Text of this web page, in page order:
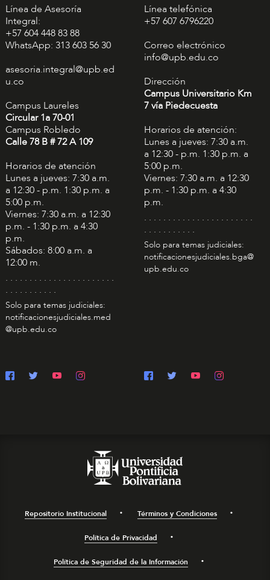
Línea de Asesoría
Integral:
+57 604 448 83 88
WhatsApp: 313 603 56 30
asesoria.integral@upb.ed
u.co
Campus Laureles
Circular 1a 70-01
Campus Robledo
Calle 78 B # 72 A 109
Horarios de atención
Lunes a jueves: 7:30 a.m.
a 12:30 - p.m. 1:30 p.m. a
5:00 p.m.
Viernes: 7:30 a.m. a 12:30
p.m. - 1:30 p.m. a 4:30
p.m.
Sábados: 8:00 a.m. a
12:00 m.
. . . . . . . . . . . . . . . . . . . . . . .
. . . . . . . . . . .
Solo para temas judiciales:
notificacionesjudiciales.med
@upb.edu.co
Línea telefónica
+57 607 6796220
Correo electrónico
info@upb.edu.co
Dirección
Campus Universitario Km
7 vía Piedecuesta
Horarios de atención:
Lunes a jueves: 7:30 a.m.
a 12:30 - p.m. 1:30 p.m. a
5:00 p.m.
Viernes: 7:30 a.m. a 12:30
p.m. - 1:30 p.m. a 4:30
p.m.
. . . . . . . . . . . . . . . . . . . . . . .
. . . . . . . . . . .
Solo para temas judiciales:
notificacionesjudiciales.bga@
upb.edu.co
Repositorio Institucional Términos y Condiciones
Política de Privacidad
Política de Seguridad de la Información